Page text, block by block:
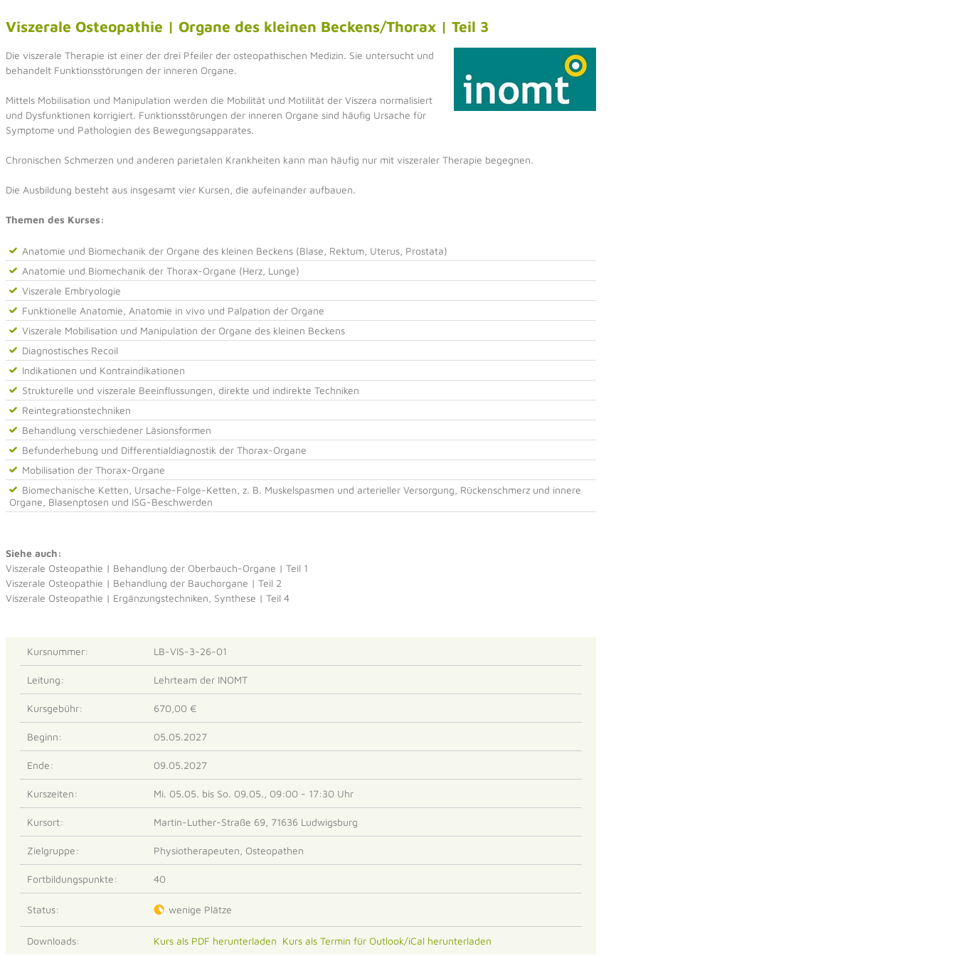
Viszerale Osteopathie | Organe des kleinen Beckens/Thorax | Teil 3
Die viszerale Therapie ist einer der drei Pfeiler der osteopathischen Medizin. Sie untersucht und
behandelt Funktionsstörungen der inneren Organe.
Mittels Mobilisation und Manipulation werden die Mobilität und Motilität der Viszera normalisiert
und Dysfunktionen korrigiert. Funktionsstörungen der inneren Organe sind häufig Ursache für
Symptome und Pathologien des Bewegungsapparates.
Chronischen Schmerzen und anderen parietalen Krankheiten kann man häufig nur mit viszeraler Therapie begegnen.
Die Ausbildung besteht aus insgesamt vier Kursen, die aufeinander aufbauen.
Themen des Kurses:
Anatomie und Biomechanik der Organe des kleinen Beckens (Blase, Rektum, Uterus, Prostata)
Anatomie und Biomechanik der Thorax-Organe (Herz, Lunge)
Viszerale Embryologie
Funktionelle Anatomie, Anatomie in vivo und Palpation der Organe
Viszerale Mobilisation und Manipulation der Organe des kleinen Beckens
Diagnostisches Recoil
Indikationen und Kontraindikationen
Strukturelle und viszerale Beeinflussungen, direkte und indirekte Techniken
Reintegrationstechniken
Behandlung verschiedener Läsionsformen
Befunderhebung und Differentialdiagnostik der Thorax-Organe
Mobilisation der Thorax-Organe
Biomechanische Ketten, Ursache-Folge-Ketten, z. B. Muskelspasmen und arterieller Versorgung, Rückenschmerz und innere
Organe, Blasenptosen und ISG-Beschwerden
Siehe auch:
Viszerale Osteopathie | Behandlung der Oberbauch-Organe | Teil 1
Viszerale Osteopathie | Behandlung der Bauchorgane | Teil 2
Viszerale Osteopathie | Ergänzungstechniken, Synthese | Teil 4
Kursnummer: LB-VIS-3-26-01
Leitung: Lehrteam der INOMT
Kursgebühr: 670,00 €
Beginn: 05.05.2027
Ende: 09.05.2027
Kurszeiten: Mi. 05.05. bis So. 09.05., 09:00 - 17:30 Uhr
Kursort: Martin-Luther-Straße 69, 71636 Ludwigsburg
Zielgruppe: Physiotherapeuten, Osteopathen
Fortbildungspunkte: 40
Status: wenige Plätze
Downloads: Kurs als PDF herunterladen Kurs als Termin für Outlook/iCal herunterladen